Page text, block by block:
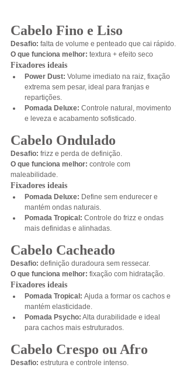
Cabelo Fino e Liso
Desafio: falta de volume e penteado que cai rápido.
O que funciona melhor: textura + efeito seco
Fixadores ideais
Power Dust: Volume imediato na raiz, fixação
extrema sem pesar, ideal para franjas e
repartições.
Pomada Deluxe: Controle natural, movimento
e leveza e acabamento sofisticado.
Cabelo Ondulado
Desafio: frizz e perda de definição.
O que funciona melhor: controle com
maleabilidade.
Fixadores ideais
Pomada Deluxe: Define sem endurecer e
mantém ondas naturais.
Pomada Tropical: Controle do frizz e ondas
mais definidas e alinhadas.
Cabelo Cacheado
Desafio: definição duradoura sem ressecar.
O que funciona melhor: fixação com hidratação.
Fixadores ideais
Pomada Tropical: Ajuda a formar os cachos e
mantém elasticidade.
Pomada Psycho: Alta durabilidade e ideal
para cachos mais estruturados.
Cabelo Crespo ou Afro
Desafio: estrutura e controle intenso.